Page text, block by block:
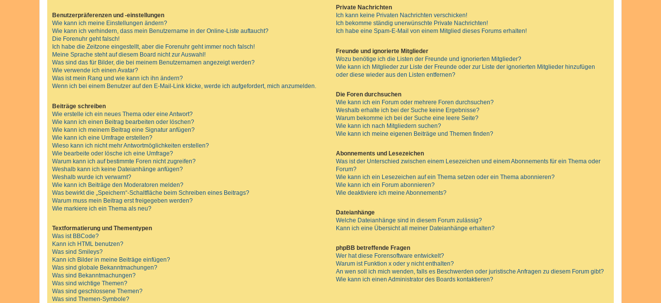
Benutzerpräferenzen und -einstellungen
Wie kann ich meine Einstellungen ändern?
Wie kann ich verhindern, dass mein Benutzername in der Online-Liste auftaucht?
Die Forenuhr geht falsch!
Ich habe die Zeitzone eingestellt, aber die Forenuhr geht immer noch falsch!
Meine Sprache steht auf diesem Board nicht zur Auswahl!
Was sind das für Bilder, die bei meinem Benutzernamen angezeigt werden?
Wie verwende ich einen Avatar?
Was ist mein Rang und wie kann ich ihn ändern?
Wenn ich bei einem Benutzer auf den E-Mail-Link klicke, werde ich aufgefordert, mich anzumelden.
Beiträge schreiben
Wie erstelle ich ein neues Thema oder eine Antwort?
Wie kann ich einen Beitrag bearbeiten oder löschen?
Wie kann ich meinem Beitrag eine Signatur anfügen?
Wie kann ich eine Umfrage erstellen?
Wieso kann ich nicht mehr Antwortmöglichkeiten erstellen?
Wie bearbeite oder lösche ich eine Umfrage?
Warum kann ich auf bestimmte Foren nicht zugreifen?
Weshalb kann ich keine Dateianhänge anfügen?
Weshalb wurde ich verwarnt?
Wie kann ich Beiträge den Moderatoren melden?
Was bewirkt die „Speichern“-Schaltfläche beim Schreiben eines Beitrags?
Warum muss mein Beitrag erst freigegeben werden?
Wie markiere ich ein Thema als neu?
Textformatierung und Thementypen
Was ist BBCode?
Kann ich HTML benutzen?
Was sind Smileys?
Kann ich Bilder in meine Beiträge einfügen?
Was sind globale Bekanntmachungen?
Was sind Bekanntmachungen?
Was sind wichtige Themen?
Was sind geschlossene Themen?
Was sind Themen-Symbole?
Private Nachrichten
Ich kann keine Privaten Nachrichten verschicken!
Ich bekomme ständig unerwünschte Private Nachrichten!
Ich habe eine Spam-E-Mail von einem Mitglied dieses Forums erhalten!
Freunde und ignorierte Mitglieder
Wozu benötige ich die Listen der Freunde und ignorierten Mitglieder?
Wie kann ich Mitglieder zur Liste der Freunde oder zur Liste der ignorierten Mitglieder hinzufügen
oder diese wieder aus den Listen entfernen?
Die Foren durchsuchen
Wie kann ich ein Forum oder mehrere Foren durchsuchen?
Weshalb erhalte ich bei der Suche keine Ergebnisse?
Warum bekomme ich bei der Suche eine leere Seite?
Wie kann ich nach Mitgliedern suchen?
Wie kann ich meine eigenen Beiträge und Themen finden?
Abonnements und Lesezeichen
Was ist der Unterschied zwischen einem Lesezeichen und einem Abonnements für ein Thema oder
Forum?
Wie kann ich ein Lesezeichen auf ein Thema setzen oder ein Thema abonnieren?
Wie kann ich ein Forum abonnieren?
Wie deaktiviere ich meine Abonnements?
Dateianhänge
Welche Dateianhänge sind in diesem Forum zulässig?
Kann ich eine Übersicht all meiner Dateianhänge erhalten?
phpBB betreffende Fragen
Wer hat diese Forensoftware entwickelt?
Warum ist Funktion x oder y nicht enthalten?
An wen soll ich mich wenden, falls es Beschwerden oder juristische Anfragen zu diesem Forum gibt?
Wie kann ich einen Administrator des Boards kontaktieren?